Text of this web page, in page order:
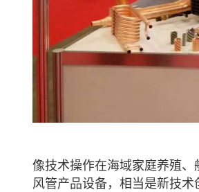
像技术操作在海域家庭养殖
风管产品设备，相当是新技